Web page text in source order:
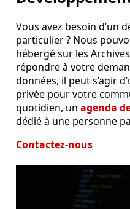
Vous avez besoin d’un
particulier ? Nous
hébergé sur les
répondre à votre
données, il peut s’agir
privée pour votre
quotidien, un agenda
dédié à une personne
Contactez-nous